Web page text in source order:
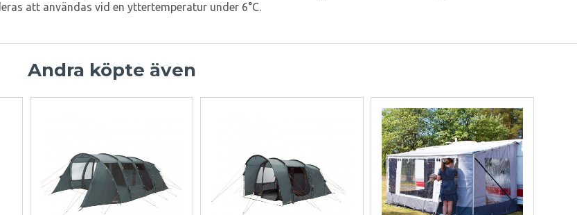
att användas vid en yttertemperatur under 6°C.
Andra köpte även